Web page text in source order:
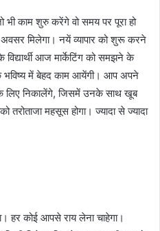
काम शुरु करेंगे वो समय पर पूरा हो
मिलेगा। नयें व्यापार को शुरू करने
आज मार्केटिंग को समझने के
भविष्य में बेहद काम आयेंगी। आप अपने
लिए निकालेंगे, जिसमें उनके साथ खूब
महसूस होगा। ज्यादा से ज्यादा
कोई आपसे राय लेना चाहेगा।